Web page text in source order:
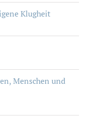
Klugheit
Menschen und